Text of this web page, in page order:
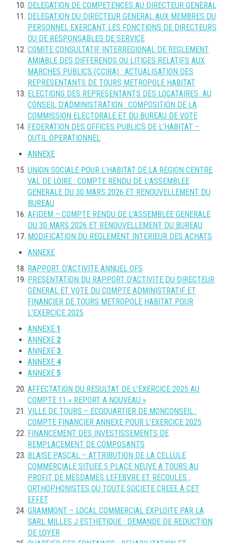
DELEGATION DE COMPETENCES AU DIRECTEUR GENERAL
DELEGATION DU DIRECTEUR GENERAL AUX MEMBRES DU
PERSONNEL EXERCANT LES FONCTIONS DE DIRECTEURS
OU DE RESPONSABLES DE SERVICE
COMITE CONSULTATIF INTERREGIONAL DE REGLEMENT
AMIABLE DES DIFFERENDS OU LITIGES RELATIFS AUX
MARCHES PUBLICS (CCIRA) : ACTUALISATION DES
REPRESENTANTS DE TOURS METROPOLE HABITAT
ELECTIONS DES REPRESENTANTS DES LOCATAIRES AU
CONSEIL D’ADMINISTRATION : COMPOSITION DE LA
COMMISSION ELECTORALE ET DU BUREAU DE VOTE
FEDERATION DES OFFICES PUBLICS DE L’HABITAT –
OUTIL OPERATIONNEL
ANNEXE
UNION SOCIALE POUR L’HABITAT DE LA REGION CENTRE
VAL DE LOIRE : COMPTE RENDU DE L’ASSEMBLEE
GENERALE DU 30 MARS 2026 ET RENOUVELLEMENT DU
BUREAU
AFIDEM – COMPTE RENDU DE L’ASSEMBLEE GENERALE
DU 30 MARS 2026 ET RENOUVELLEMENT DU BUREAU
MODIFICATION DU REGLEMENT INTERIEUR DES ACHATS
ANNEXE
RAPPORT D’ACTIVITE ANNUEL OFS
PRESENTATION DU RAPPORT D’ACTIVITE DU DIRECTEUR
GENERAL ET VOTE DU COMPTE ADMINISTRATIF ET
FINANCIER DE TOURS METROPOLE HABITAT POUR
L’EXERCICE 2025
ANNEXE 1
ANNEXE 2
ANNEXE 3
ANNEXE 4
ANNEXE 5
AFFECTATION DU RESULTAT DE L’EXERCICE 2025 AU
COMPTE 11 « REPORT A NOUVEAU »
VILLE DE TOURS – ECOQUARTIER DE MONCONSEIL :
COMPTE FINANCIER ANNEXE POUR L’EXERCICE 2025
FINANCEMENT DES INVESTISSEMENTS DE
REMPLACEMENT DE COMPOSANTS
BLAISE PASCAL – ATTRIBUTION DE LA CELLULE
COMMERCIALE SITUEE 5 PLACE NEUVE A TOURS AU
PROFIT DE MESDAMES LEFEBVRE ET RECOULES ,
ORTHOPHONISTES OU TOUTE SOCIETE CREEE A CET
EFFET
GRAMMONT – LOCAL COMMERCIAL EXPLOITE PAR LA
SARL MILLES J ESTHETIQUE : DEMANDE DE REDUCTION
DE LOYER